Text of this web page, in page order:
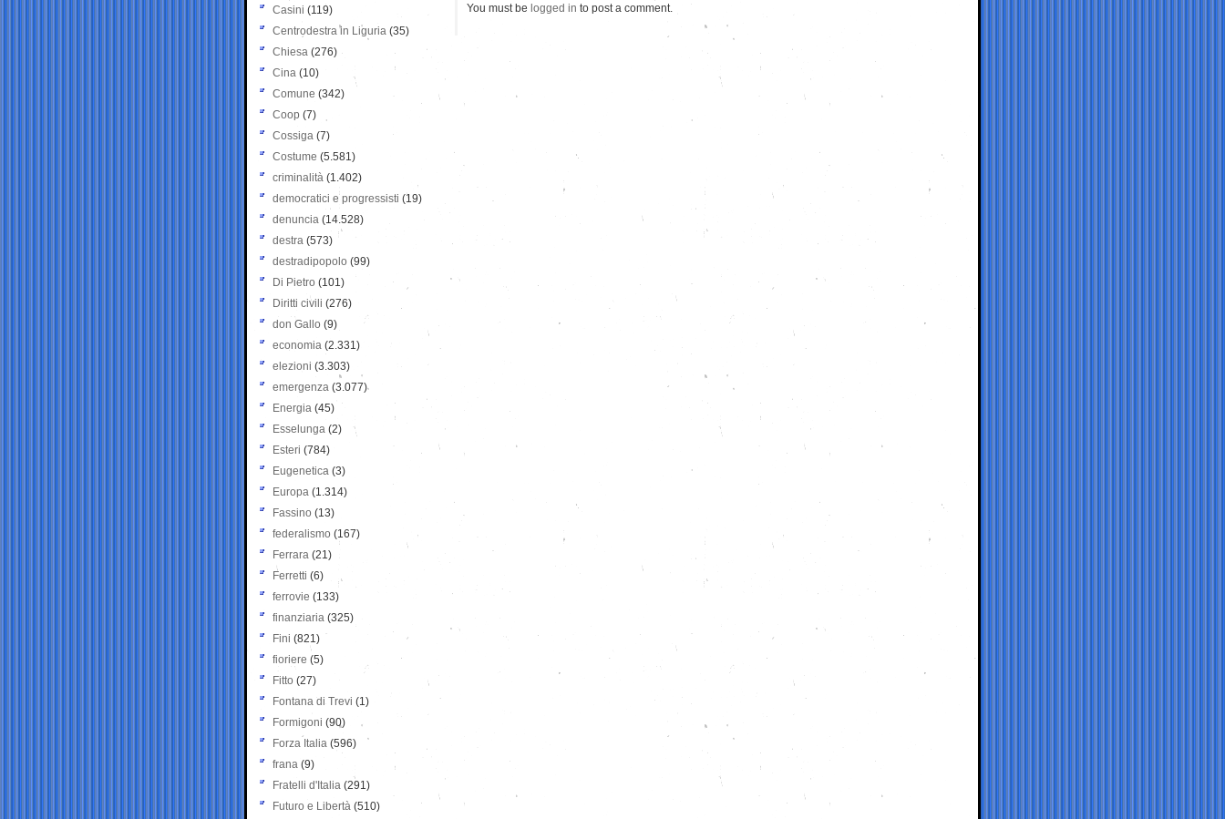
You must be logged in to post a comment.
Casini (119)
Centrodestra in Liguria (35)
Chiesa (276)
Cina (10)
Comune (342)
Coop (7)
Cossiga (7)
Costume (5.581)
criminalità (1.402)
democratici e progressisti (19)
denuncia (14.528)
destra (573)
destradipopolo (99)
Di Pietro (101)
Diritti civili (276)
don Gallo (9)
economia (2.331)
elezioni (3.303)
emergenza (3.077)
Energia (45)
Esselunga (2)
Esteri (784)
Eugenetica (3)
Europa (1.314)
Fassino (13)
federalismo (167)
Ferrara (21)
Ferretti (6)
ferrovie (133)
finanziaria (325)
Fini (821)
fioriere (5)
Fitto (27)
Fontana di Trevi (1)
Formigoni (90)
Forza Italia (596)
frana (9)
Fratelli d'Italia (291)
Futuro e Libertà (510)